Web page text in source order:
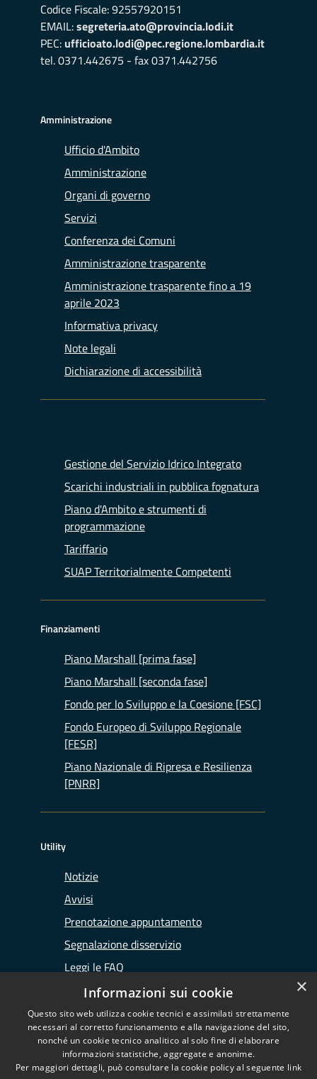
Codice Fiscale: 92557920151
EMAIL:segreteria.ato@provincia.lodi.it
PEC: ufficioato.lodi@pec.regione.lombardia.it
tel. 0371.442675 - fax 0371.442756
Amministrazione
Ufficio d'Ambito
Amministrazione
Organi di governo
Servizi
Conferenza dei Comuni
Amministrazione trasparente
Amministrazione trasparente fino a 19
aprile 2023
Informativa privacy
Note legali
Dichiarazione di accessibilità
Gestione del Servizio Idrico Integrato
Scarichi industriali in pubblica fognatura
Piano d'Ambito e strumenti di
programmazione
Tariffario
SUAP Territorialmente Competenti
Finanziamenti
Piano Marshall [prima fase]
Piano Marshall [seconda fase]
Fondo per lo Sviluppo e la Coesione [FSC]
Fondo Europeo di Sviluppo Regionale
[FESR]
Piano Nazionale di Ripresa e Resilienza
[PNRR]
Utility
Notizie
Avvisi
Prenotazione appuntamento
Segnalazione disservizio
Leggi le FAQ
Richiesta assistenza
RSS
Copyright © 2026 • Ufficio
×
Informazioni sui cookie
Questo sito web utilizza cookie tecnici e assimilati strettamente
necessari al corretto funzionamento e alla navigazione del sito,
nonché un cookie tecnico analitico al solo fine di elaborare
informazioni statistiche, aggregate e anonime.
Per maggiori dettagli, può consultare la cookie policy al seguente link